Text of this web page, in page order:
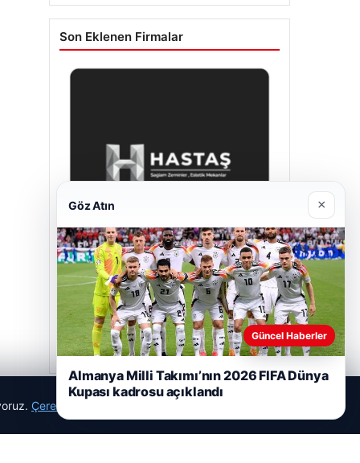
Son Eklenen Firmalar
Hastaş Beton
05/26/2026
Çerez Politikamız
Göz Atın ×
Güncel Haberler
Almanya Milli Takımı’nın 2026 FIFA Dünya
Kupası kadrosu açıklandı